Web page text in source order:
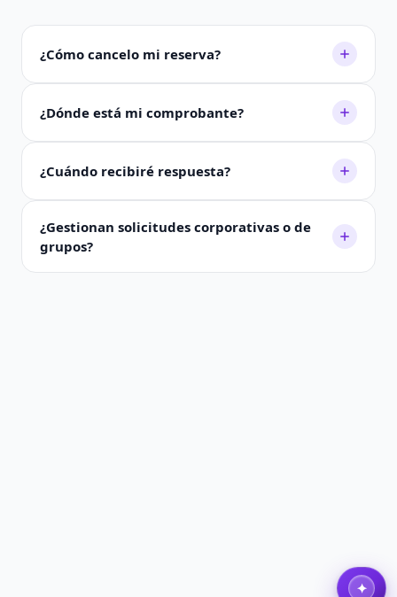
¿Cómo cancelo mi reserva?
¿Dónde está mi comprobante?
¿Cuándo recibiré respuesta?
¿Gestionan solicitudes corporativas o de
grupos?